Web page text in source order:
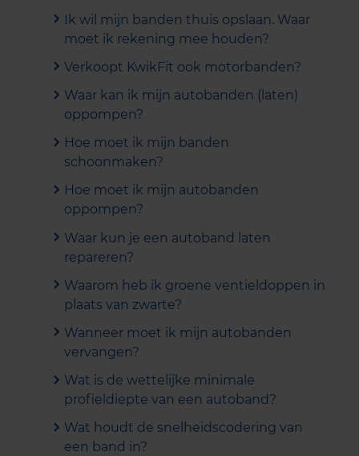
Ik wil mijn banden thuis opslaan. Waar
moet ik rekening mee houden?
Verkoopt KwikFit ook motorbanden?
Waar kan ik mijn autobanden (laten)
oppompen?
Hoe moet ik mijn banden
schoonmaken?
Hoe moet ik mijn autobanden
oppompen?
Waar kun je een autoband laten
repareren?
Waarom heb ik groene ventieldoppen in
plaats van zwarte?
Wanneer moet ik mijn autobanden
vervangen?
Wat is de wettelijke minimale
profieldiepte van een autoband?
Wat houdt de snelheidscodering van
een band in?